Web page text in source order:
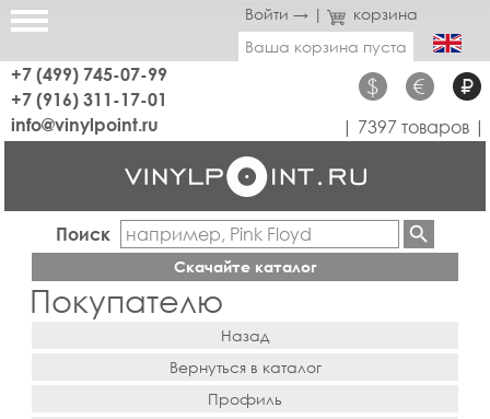
Войти → |
корзина
Ваша корзина пуста
+7 (499) 745-07-99
+7 (916) 311-17-01
$ € ₽
info@vinylpoint.ru | 7397 товаров |
Поиск
Скачайте каталог
Покупателю
Назад
Вернуться в каталог
Профиль